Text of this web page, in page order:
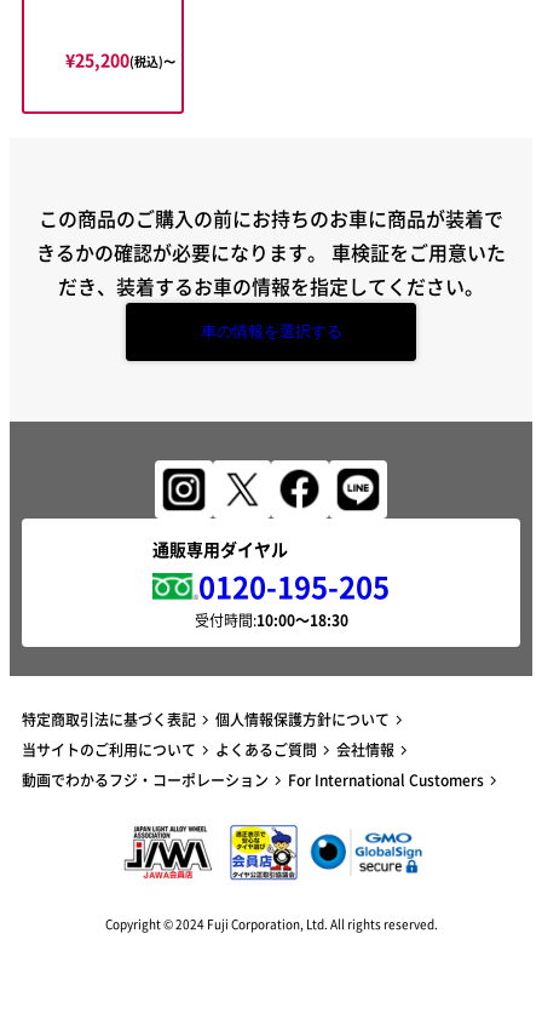
¥25,200(税込)〜
この商品のご購入の前にお持ちのお車に商品が装着で
きるかの確認が必要になります。 車検証をご用意いた
だき、装着するお車の情報を指定してください。
車の情報を選択する
通販専用ダイヤル
0120-195-205
受付時間:
特定商取引法に基づく表記
個人情報保護方針について
当サイトのご利用について
よくあるご質問
会社情報
動画でわかるフジ・コーポレーション
For International Customers
Copyright © 2024 Fuji Corporation, Ltd. All rights reserved.